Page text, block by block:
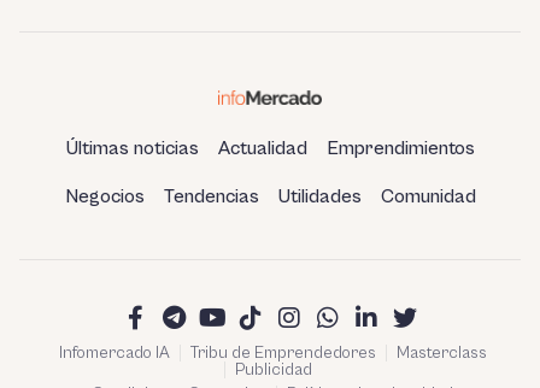
Últimas noticias Actualidad Emprendimientos
Negocios Tendencias Utilidades Comunidad
Infomercado IA Tribu de Emprendedores
Masterclass
Publicidad